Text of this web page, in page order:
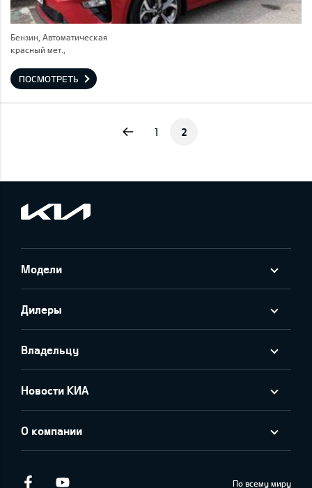
Бензин, Автоматическая
красный мет.,
ПОСМОТРЕТЬ
1 2
Модели
Дилеры
Владельцу
Новости КИА
О компании
Facebook По всему миру